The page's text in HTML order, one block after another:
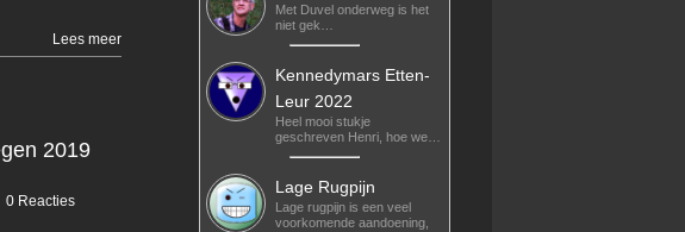
Lees meer
2019
0 Reacties
Met Duvel onderweg is het
niet gek…
Kennedymars Etten-
Leur 2022
Heel mooi stukje
geschreven Henri, hoe we…
Lage Rugpijn
Lage rugpijn is een veel
voorkomende aandoening,